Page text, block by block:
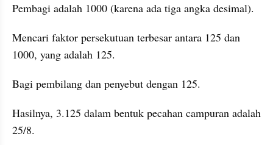
Pembagi adalah 1000 (karena ada tiga angka desimal).
Mencari faktor persekutuan terbesar antara 125 dan
1000, yang adalah 125.
Bagi pembilang dan penyebut dengan 125.
Hasilnya, 3.125 dalam bentuk pecahan campuran adalah
25/8.